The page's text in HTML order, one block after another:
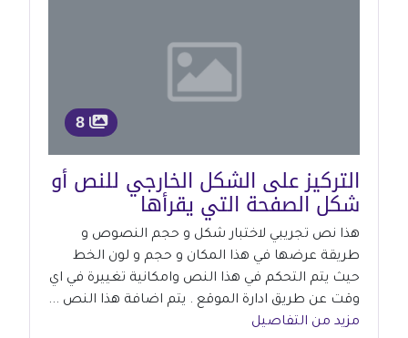
8
التركيز على الشكل الخارجي للنص أو
شكل الصفحة التي يقرأها
هذا نص تجريبي لاختبار شكل و حجم النصوص و
طريقة عرضها في هذا المكان و حجم و لون الخط
حيث يتم التحكم في هذا النص وامكانية تغييرة في اي
وقت عن طريق ادارة الموقع . يتم اضافة هذا النص ...
مزيد من التفاصيل